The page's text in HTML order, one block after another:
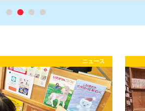
ニュース